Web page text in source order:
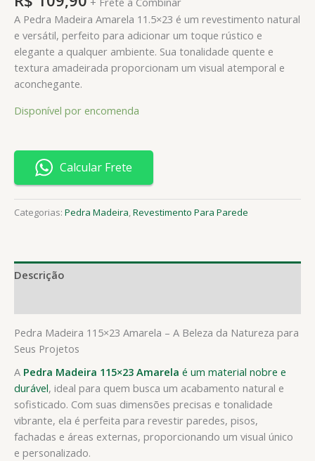
A Pedra Madeira Amarela 11.5×23 é um revestimento natural
e versátil, perfeito para adicionar um toque rústico e
elegante a qualquer ambiente. Sua tonalidade quente e
textura amadeirada proporcionam um visual atemporal e
aconchegante.
Disponível por encomenda
Calcular Frete
Categorias: Pedra Madeira,Revestimento Para Parede
Descrição
Pedra Madeira 115×23 Amarela – A Beleza da Natureza para
Seus Projetos
A Pedra Madeira 115×23 Amarela é um material nobre e
durável, ideal para quem busca um acabamento natural e
sofisticado. Com suas dimensões precisas e tonalidade
vibrante, ela é perfeita para revestir paredes, pisos,
fachadas e áreas externas, proporcionando um visual único
e personalizado.